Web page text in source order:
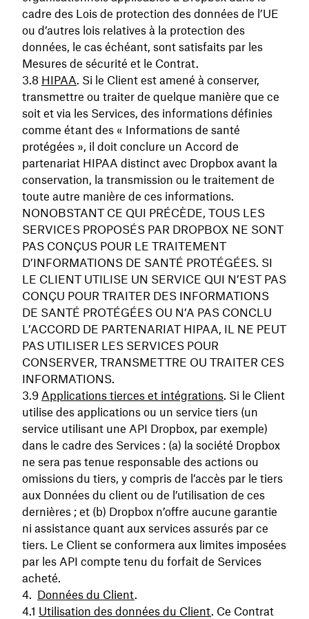
cadre des Lois de protection des données de l’UE
ou d’autres lois relatives à la protection des
données, le cas échéant, sont satisfaits par les
Mesures de sécurité et le Contrat.
HIPAA. Si le Client est amené à conserver,
transmettre ou traiter de quelque manière que ce
soit et via les Services, des informations définies
comme étant des « Informations de santé
protégées », il doit conclure un Accord de
partenariat HIPAA distinct avec Dropbox avant la
conservation, la transmission ou le traitement de
toute autre manière de ces informations.
NONOBSTANT CE QUI PRÉCÈDE, TOUS LES
SERVICES PROPOSÉS PAR DROPBOX NE SONT
PAS CONÇUS POUR LE TRAITEMENT
D’INFORMATIONS DE SANTÉ PROTÉGÉES. SI
LE CLIENT UTILISE UN SERVICE QUI N’EST PAS
CONÇU POUR TRAITER DES INFORMATIONS
DE SANTÉ PROTÉGÉES OU N’A PAS CONCLU
L’ACCORD DE PARTENARIAT HIPAA, IL NE PEUT
PAS UTILISER LES SERVICES POUR
CONSERVER, TRANSMETTRE OU TRAITER CES
INFORMATIONS.
Applications tierces et intégrations. Si le Client
utilise des applications ou un service tiers (un
service utilisant une API Dropbox, par exemple)
dans le cadre des Services : (a) la société Dropbox
ne sera pas tenue responsable des actions ou
omissions du tiers, y compris de l’accès par le tiers
aux Données du client ou de l’utilisation de ces
dernières ; et (b) Dropbox n’offre aucune garantie
ni assistance quant aux services assurés par ce
tiers. Le Client se conformera aux limites imposées
par les API compte tenu du forfait de Services
acheté.
Données du Client.
Utilisation des données du Client. Ce Contrat